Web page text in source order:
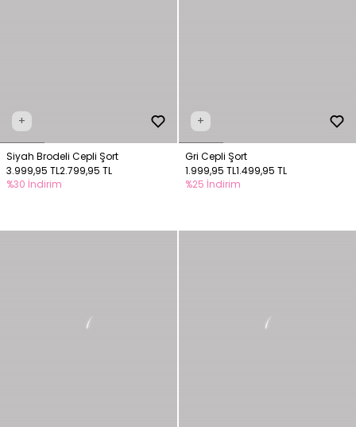
+
Siyah Brodeli Cepli Şort
3.999,95 TL2.799,95 TL
%30 İndirim
+
Gri Cepli Şort
1.999,95 TL1.499,95 TL
%25 İndirim